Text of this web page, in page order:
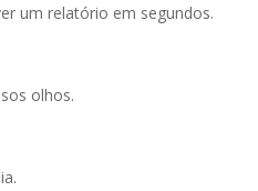
um relatório em segundos.
olhos.